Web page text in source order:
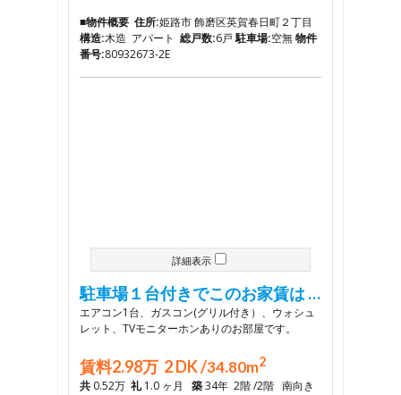
■物件概要 住所:姫路市 飾磨区英賀春日町２丁目
構造:木造 アパート 総戸数:6戸駐車場:空無物件
番号:80932673-2E
詳細表示
駐車場１台付きでこのお家賃は …
エアコン1台、ガスコン(グリル付き）、ウォシュ
レット、TVモニターホンありのお部屋です。
賃料2.98万 2 DK /34.80m2
共 0.52万 礼1.0 ヶ月 築34年 2階 /2階 南向き